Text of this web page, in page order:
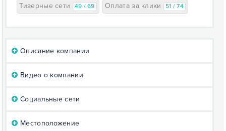
Тизерные сети 49 / 69 Оплата за клики 51 / 74
Описание компании
Видео о компании
Социальные сети
Местоположение